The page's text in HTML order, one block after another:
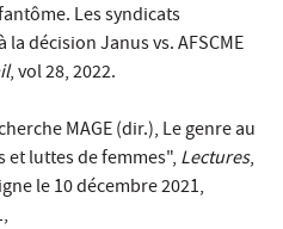
Les syndicats
décision Janus vs. AFSCME
, vol 28, 2022.
MAGE (dir.), Le genre au
et luttes de femmes", Lectures,
le 10 décembre 2021,